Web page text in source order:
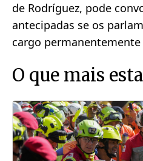
de Rodríguez, pode
antecipadas se os
cargo permanentemente
O que mais